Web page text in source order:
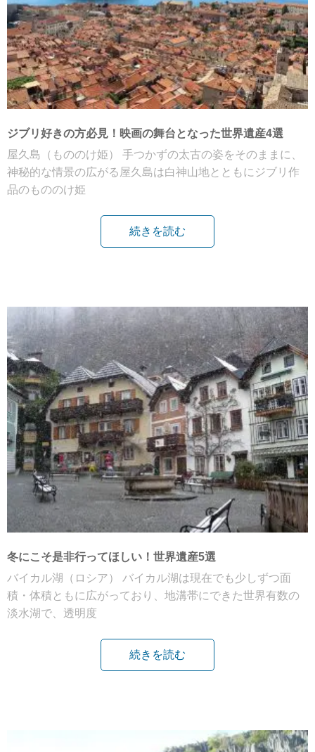
ジブリ好きの方必見！映画の舞台となった世界遺産4選
屋久島（もののけ姫） 手つかずの太古の姿をそのままに、
神秘的な情景の広がる屋久島は白神山地とともにジブリ作
品のもののけ姫
続きを読む
冬にこそ是非行ってほしい！世界遺産5選
バイカル湖（ロシア） バイカル湖は現在でも少しずつ面
積・体積ともに広がっており、地溝帯にできた世界有数の
淡水湖で、透明度
続きを読む